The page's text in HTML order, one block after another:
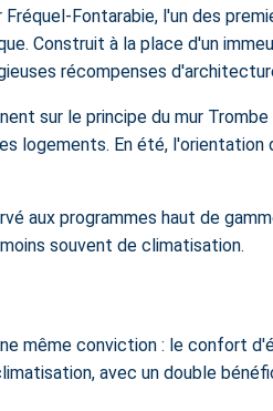
Fontarabie, l'un des
Construit à la place d'un
récompenses
sur le principe du mur Trombe
logements. En été,
aux programmes haut de
souvent de climatisation.
même conviction : le confort
avec un double